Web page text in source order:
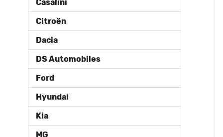
Casalini
Citroën
Dacia
DS Automobiles
Ford
Hyundai
Kia
MG